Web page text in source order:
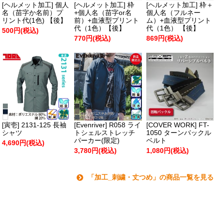
[ヘルメット加工] 個人
名（苗字か名前）プ
リント代(1色) 【後】
500円(税込)
[ヘルメット加工] 枠
+個人名（苗字or名
前）+血液型プリント
代（1色）【後】
770円(税込)
[ヘルメット加工] 枠＋
個人名（フルネー
ム）+血液型プリント
代（1色） 【後】
869円(税込)
[寅壱] 2131-125 長袖
シャツ
4,690円(税込)
[Evenriver] R058 ライ
トシェルストレッチ
パーカー(限定)
3,780円(税込)
[COVER WORK] FT-
1050 ターンバックル
ベルト
1,080円(税込)
「加工_刺繍・丈つめ」の商品一覧を見る